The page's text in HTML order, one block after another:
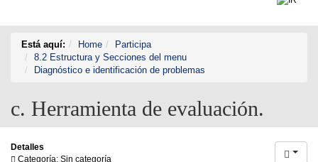
Está aquí: Home
Participa
8.2 Estructura y Secciones del menu
Diagnóstico e identificación de problemas
c. Herramienta de evaluación.
Detalles
Categoría: Sin categoría